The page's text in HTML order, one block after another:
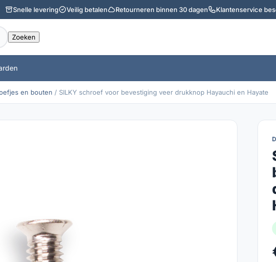
Snelle levering Veilig betalen Retourneren binnen 30 dagen Klantenservice
en bouten / SILKY schroef voor bevestiging veer drukknop Hayauchi en Hayate